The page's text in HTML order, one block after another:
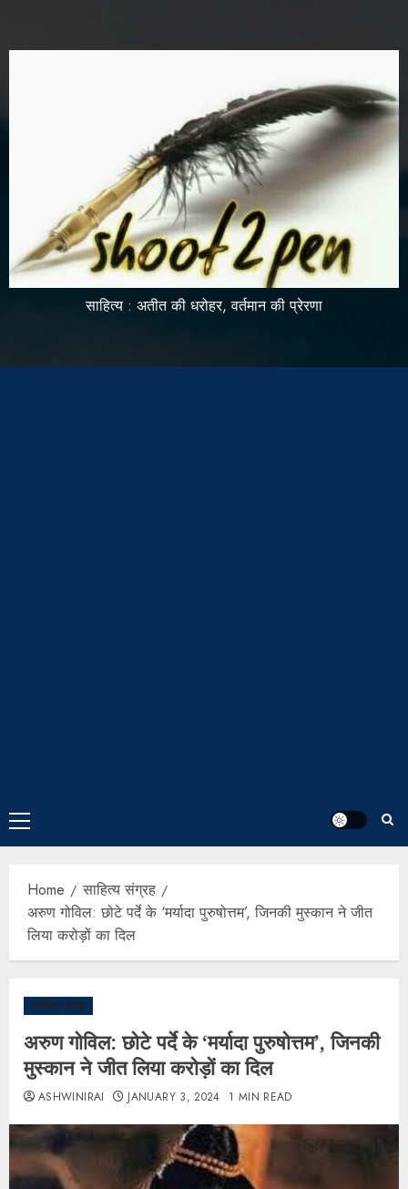
साहित्य : अतीत की धरोहर, वर्तमान की प्रेरणा
Home
साहित्य संग्रह
अरुण गोविल: छोटे पर्दे के ‘मर्यादा पुरुषोत्तम’, जिनकी मुस्कान ने जीत
लिया करोड़ों का दिल
साहित्य संग्रह
अरुण गोविल: छोटे पर्दे के ‘मर्यादा पुरुषोत्तम’, जिनकी
मुस्कान ने जीत लिया करोड़ों का दिल
ASHWINIRAI JANUARY 3, 2024 1 MIN READ